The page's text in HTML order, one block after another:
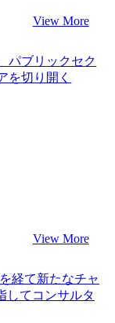
View More
パブリックセク
を切り開く
View More
経て新たなチャ
してコンサルタ